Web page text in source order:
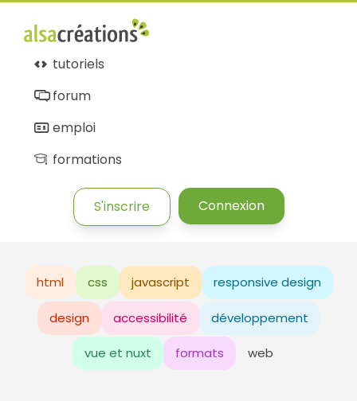
tutoriels
forum
emploi
formations
S'inscrire Connexion
html css javascript responsive design
design accessibilité développement
vue et nuxt formats web